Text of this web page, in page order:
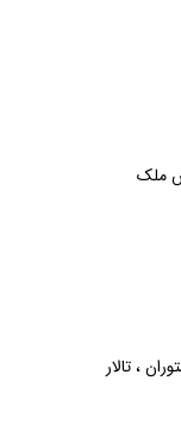
ملک
، تالار